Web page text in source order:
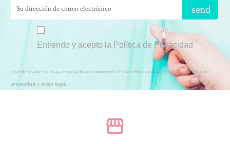
send
Entiendo y acepto la Política de Privacidad
Puede darse de baja en cualquier momento. Para ello, consulte nuestra política de
privacidad y aviso legal.